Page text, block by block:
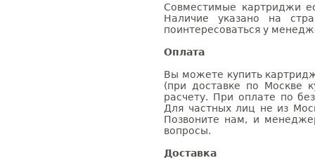
Совместимые картриджи
Наличие указано на
поинтересоваться у
Оплата
Вы можете купить
(при доставке по Москве
расчету. При оплате по
Для частных лиц не из
Позвоните нам, и
вопросы.
Доставка